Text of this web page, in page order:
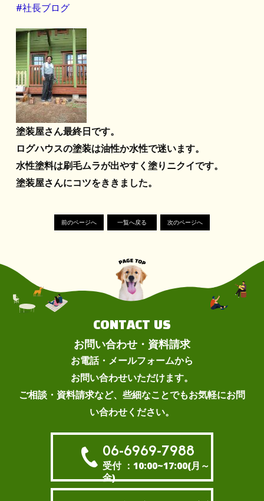
#社長ブログ
塗装屋さん最終日です。
ログハウスの塗装は油性か水性で迷います。
水性塗料は刷毛ムラが出やすく塗りニクイです。
塗装屋さんにコツをききました。
前のページへ 一覧へ戻る 次のページへ
CONTACT US
お問い合わせ・資料請求
お電話・メールフォームから
お問い合わせいただけます。
ご相談・資料請求など、些細なことでもお気軽にお問
い合わせください。
06-6969-7988
受付 ：10:00~17:00(月～
金)